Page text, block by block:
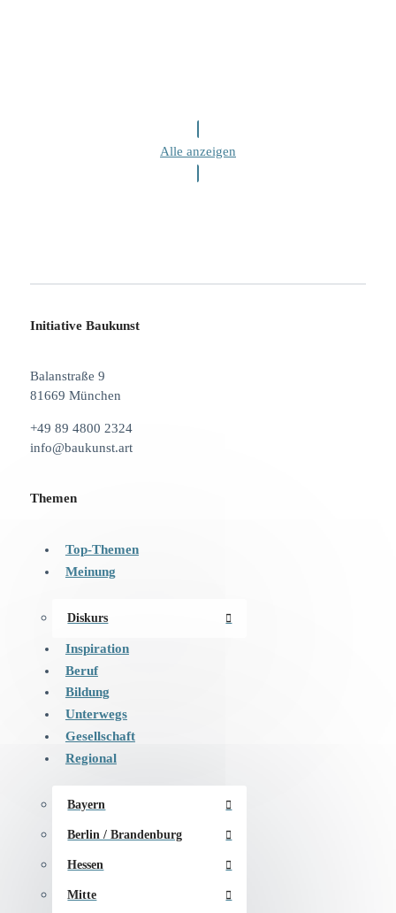
Alle anzeigen
Initiative Baukunst
Balanstraße 9
81669 München
+49 89 4800 2324
info@baukunst.art
Themen
Top-Themen
Meinung
Diskurs
Inspiration
Beruf
Bildung
Unterwegs
Gesellschaft
Regional
Bayern
Berlin / Brandenburg
Hessen
Mitte